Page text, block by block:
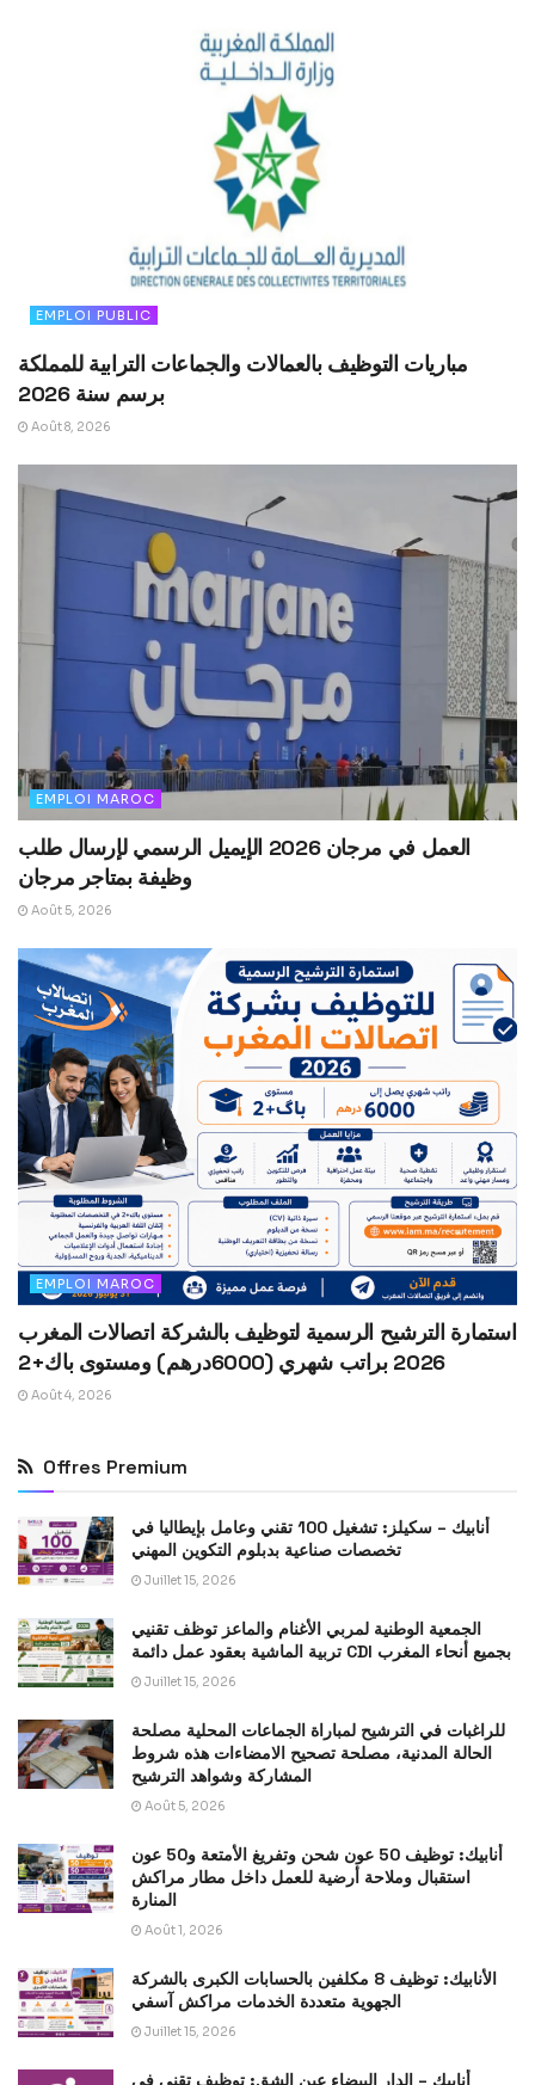
EMPLOI PUBLIC
مباريات التوظيف بالعمالات والجماعات الترابية للمملكة
برسم سنة 2026
Août 8, 2026
EMPLOI MAROC
العمل في مرجان 2026 الإيميل الرسمي لإرسال طلب
وظيفة بمتاجر مرجان
Août 5, 2026
EMPLOI MAROC
استمارة الترشيح الرسمية لتوظيف بالشركة اتصالات المغرب
2026 براتب شهري (6000درهم) ومستوى باك+2
Août 4, 2026
Offres Premium
أنابيك – سكيلز: تشغيل 100 تقني وعامل بإيطاليا في
تخصصات صناعية بدبلوم التكوين المهني
Juillet 15, 2026
الجمعية الوطنية لمربي الأغنام والماعز توظف تقنيي
تربية الماشية بعقود عمل دائمة CDI بجميع أنحاء المغرب
Juillet 15, 2026
للراغبات في الترشيح لمباراة الجماعات المحلية مصلحة
الحالة المدنية، مصلحة تصحيح الامضاءات هذه شروط
المشاركة وشواهد الترشيح
Août 5, 2026
أنابيك: توظيف 50 عون شحن وتفريغ الأمتعة و50 عون
استقبال وملاحة أرضية للعمل داخل مطار مراكش
المنارة
Août 1, 2026
الأنابيك: توظيف 8 مكلفين بالحسابات الكبرى بالشركة
الجهوية متعددة الخدمات مراكش آسفي
Juillet 15, 2026
أنابيك – الدار البيضاء عين الشق: توظيف تقني في